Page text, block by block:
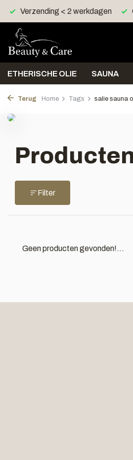
Verzending < 2 werkdagen
ETHERISCHE OLIE SAUNA
Terug Home Tags salie sauna
Filter
Geen producten gevonden!...